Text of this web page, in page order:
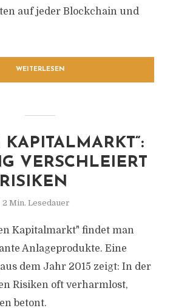
auf jeder Blockchain und
WEITERLESEN
KAPITALMARKT“:
VERSCHLEIERT
2 Min. Lesedauer
Kapitalmarkt" findet man
Anlageprodukte. Eine
dem Jahr 2015 zeigt: In der
Risiken oft verharmlost,
betont.